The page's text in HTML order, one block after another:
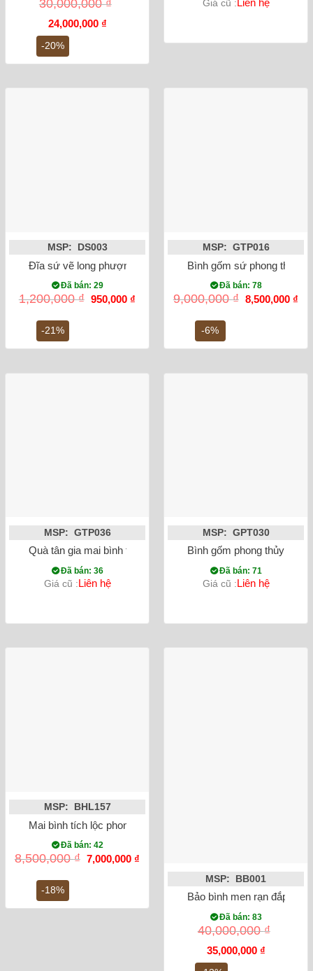
-20%
30,000,000₫
Giá
gốc
là:
30,000,000 ₫.
24,000,000 ₫Giá
24,000,000 ₫.
Giá cũ :
-21%
MSP: DS003
Đĩa sứ vẽ long phượng sum vầy
Đã bán: 29
1,200,000₫ Giá
950,000 ₫
-6%
MSP: GTP016
Bình gốm sứ phong thủy
Đã bán: 78
9,000,000₫ Giá
gốc
8,500,000 ₫
MSP: GTP036
Quà tân gia mai bình tích lộc thuận buồm xuôi gió đắp nổi
Đã bán: 36
Giá cũ :Liên hệ
MSP: GPT030
Bình gốm phong thủy mai
Đã bán: 71
Giá cũ :Liên hệ
-18%
MSP: BHL157
Mai bình tích lộc phong thủy nhị cảnh màu vàng đắp nổi 60cm
Đã bán: 42
8,500,000₫ Giá
gốc
7,000,000 ₫
7,000,000 ₫.
MSP: BB001
Bảo bình men rạn đắp nổi
Đã bán: 83
40,000,000₫
Giá
gốc
35,000,000 ₫Giá